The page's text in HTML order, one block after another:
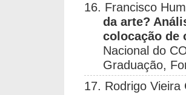
16. Francisco
da arte?
colocação de
Nacional do
Graduação,
17. Rodrigo